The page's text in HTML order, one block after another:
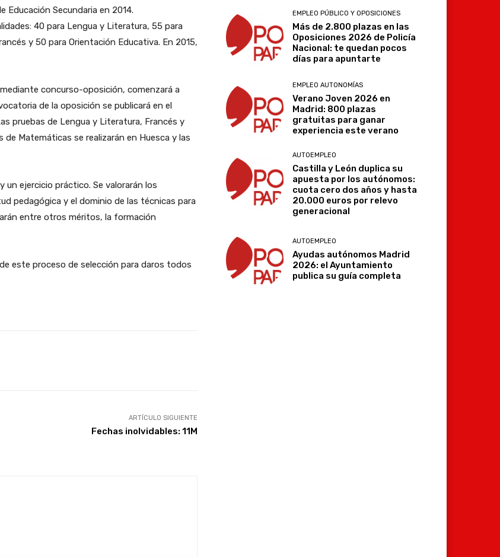
Educación Secundaria en 2014.
40 para Lengua y Literatura, 55 para
y 50 para Orientación Educativa. En 2015,
concurso-oposición, comenzará a
de la oposición se publicará en el
pruebas de Lengua y Literatura, Francés y
Matemáticas se realizarán en Huesca y las
ejercicio práctico. Se valorarán los
pedagógica y el dominio de las técnicas para
entre otros méritos, la formación
este proceso de selección para daros todos
ARTÍCULO SIGUIENTE
Fechas inolvidables: 11M
EMPLEO PÚBLICO Y OPOSICIONES
Más de 2.800 plazas en las
Oposiciones 2026 de Policía
Nacional: te quedan pocos
días para apuntarte
EMPLEO AUTONOMÍAS
Verano Joven 2026 en
Madrid: 800 plazas
gratuitas para ganar
experiencia este verano
AUTOEMPLEO
Castilla y León duplica su
apuesta por los autónomos:
cuota cero dos años y hasta
20.000 euros por relevo
generacional
AUTOEMPLEO
Ayudas autónomos Madrid
2026: el Ayuntamiento
publica su guía completa